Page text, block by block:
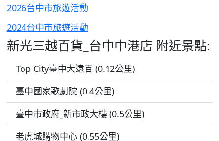
2026台中市旅遊活動
2024台中市旅遊活動
新光三越百貨_台中中港店 附近景點:
Top City臺中大遠百 (0.12公里)
臺中國家歌劇院 (0.4公里)
臺中市政府ˍ新市政大樓 (0.5公里)
老虎城購物中心 (0.55公里)